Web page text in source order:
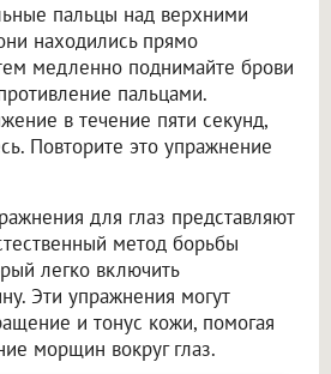
пальцы над верхними
находились прямо
медленно поднимайте брови
пальцами.
в течение пяти секунд,
Повторите это упражнение
для глаз представляют
метод борьбы
легко включить
Эти упражнения могут
и тонус кожи, помогая
морщин вокруг глаз.